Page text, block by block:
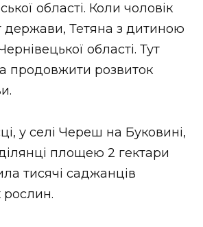
НОВИНИ
УКРАЇНИ
області. Коли чоловік
держави, Тетяна з дитиною
області. Тут
продовжити розвиток
у селі Череш на Буковині,
площею 2 гектари
тисячі саджанців
рослин.